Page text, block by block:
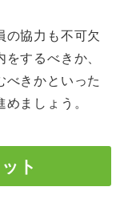
の協力も不可欠
するべきか、
べきかといった
ましょう。
ト